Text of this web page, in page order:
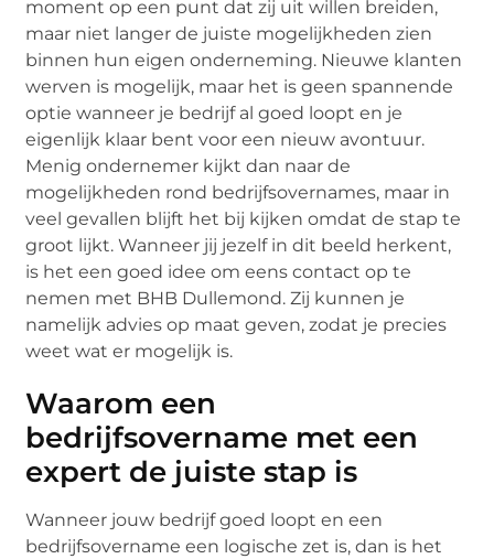
moment op een punt dat zij uit willen breiden,
maar niet langer de juiste mogelijkheden zien
binnen hun eigen onderneming. Nieuwe klanten
werven is mogelijk, maar het is geen spannende
optie wanneer je bedrijf al goed loopt en je
eigenlijk klaar bent voor een nieuw avontuur.
Menig ondernemer kijkt dan naar de
mogelijkheden rond bedrijfsovernames, maar in
veel gevallen blijft het bij kijken omdat de stap te
groot lijkt. Wanneer jij jezelf in dit beeld herkent,
is het een goed idee om eens contact op te
nemen met BHB Dullemond. Zij kunnen je
namelijk advies op maat geven, zodat je precies
weet wat er mogelijk is.
Waarom een
bedrijfsovername met een
expert de juiste stap is
Wanneer jouw bedrijf goed loopt en een
bedrijfsovername een logische zet is, dan is het